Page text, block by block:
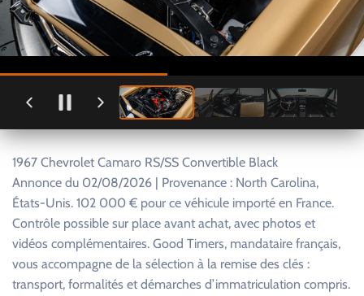
1967 Chevrolet Camaro RS/SS Convertible Black
Annonce du 02/08/2026 | Provenance : North Carolina,
États-Unis. 102 000 € pour ce véhicule importé en France.
Contrôle possible sur place avant achat, avec photos et
vidéos complémentaires. Good Timers, mandataire français,
vous accompagne de la sélection à la remise des clés :
transport, formalités et démarches d’immatriculation compris.